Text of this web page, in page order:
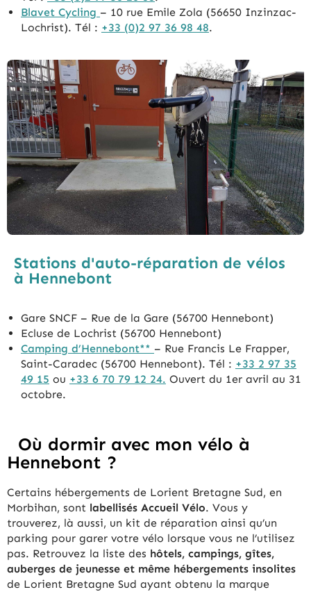
Blavet Cycling – 10 rue Emile Zola (56650 Inzinzac-
Lochrist). Tél : +33 (0)2 97 36 98 48.
Stations d'auto-réparation de vélos
à Hennebont
Gare SNCF – Rue de la Gare (56700 Hennebont)
Ecluse de Lochrist (56700 Hennebont)
Camping d’Hennebont** – Rue Francis Le Frapper,
Saint-Caradec (56700 Hennebont). Tél : +33 2 97 35
49 15 ou +33 6 70 79 12 24. Ouvert du 1er avril au 31
octobre.
Où dormir avec mon vélo à
Hennebont ?
Certains hébergements de Lorient Bretagne Sud, en
Morbihan, sont labellisés Accueil Vélo. Vous y
trouverez, là aussi, un kit de réparation ainsi qu’un
parking pour garer votre vélo lorsque vous ne l’utilisez
pas. Retrouvez la liste des hôtels, campings, gîtes,
auberges de jeunesse et même hébergements insolites
de Lorient Bretagne Sud ayant obtenu la marque